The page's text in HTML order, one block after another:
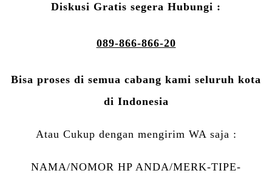
Diskusi Gratis segera Hubungi :
089-866-866-20
Bisa proses di semua cabang kami seluruh kota
di Indonesia
Atau Cukup dengan mengirim WA saja :
NAMA/NOMOR HP ANDA/MERK-TIPE-